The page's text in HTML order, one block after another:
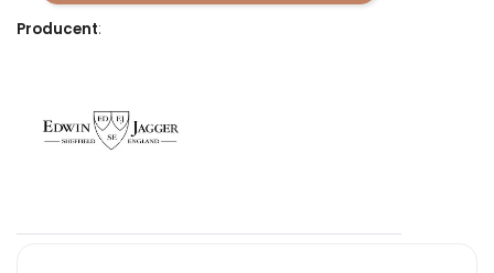
Producent: